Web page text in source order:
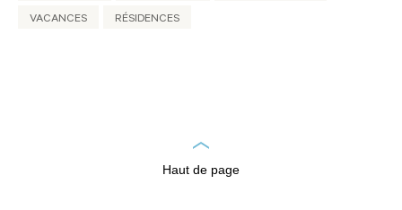
VACANCES RÉSIDENCES
Haut de page